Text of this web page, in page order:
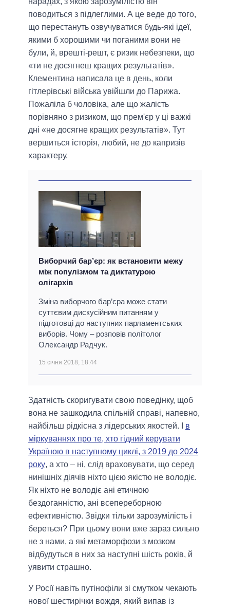
поводиться з підлеглими. А це веде до того,
що перестануть озвучуватися будь-які ідеї,
якими б хорошими чи поганими вони не
були, й, врешті-решт, є ризик небезпеки, що
«ти не досягнеш кращих результатів».
Клементина написала це в день, коли
гітлерівські війська увійшли до Парижа.
Пожаліла б чоловіка, але що жалість
порівняно з ризиком, що прем'єр у ці важкі
дні «не досягне кращих результатів». Тут
вершиться історія, любий, не до капризів
характеру.
Виборчий бар’єр: як встановити межу
між популізмом та диктатурою
олігархів
Зміна виборчого бар’єра може стати
суттєвим дискусійним питанням у
підготовці до наступних парламентських
виборів. Чому – розповів політолог
Олександр Радчук.
15 січня 2018, 18:44
Здатність скоригувати свою поведінку, щоб
вона не зашкодила спільній справі, напевно,
найбільш рідкісна з лідерських якостей. І в
міркуваннях про те, хто гідний керувати
Україною в наступному циклі, з 2019 до 2024
року, а хто – ні, слід враховувати, що серед
нинішніх діячів ніхто цією якістю не володіє.
Як ніхто не володіє ані етичною
бездоганністю, ані всепереборною
ефективністю. Звідки тільки зарозумілість і
береться? При цьому вони вже зараз сильно
не з нами, а які метаморфози з мозком
відбудуться в них за наступні шість років, й
уявити страшно.
У Росії навіть путінофіли зі смутком чекають
нової шестирічки вождя, який випав із